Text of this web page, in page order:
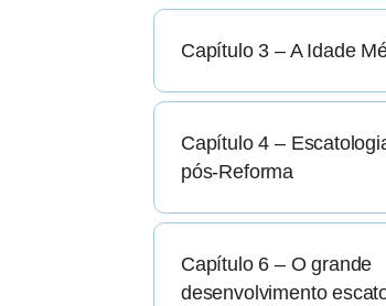
Capítulo 3 – A Idade
Capítulo 4 –
pós-Reforma
Capítulo 6 – O grande
desenvolvimento